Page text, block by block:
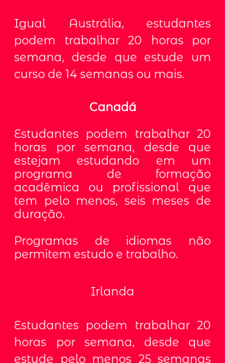
Igual Austrália, estudantes
podem trabalhar 20 horas por
semana, desde que estude um
curso de 14 semanas ou mais.
Canadá
Estudantes podem trabalhar 20
horas por semana, desde que
estejam estudando em um
programa de formação
acadêmica ou profissional que
tem pelo menos, seis meses de
duração.
Programas de idiomas não
permitem estudo e trabalho.
Irlanda
Estudantes podem trabalhar 20
horas por semana, desde que
estude pelo menos 25 semanas